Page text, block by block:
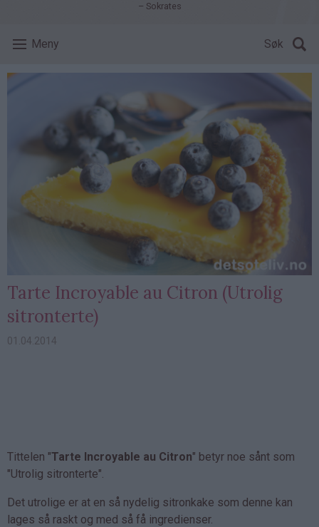
– Sokrates
Meny Søk
Tarte Incroyable au Citron (Utrolig
sitronterte)
01.04.2014
Tittelen "Tarte Incroyable au Citron" betyr noe sånt som
"Utrolig sitronterte".
Det utrolige er at en så nydelig sitronkake som denne kan
lages så raskt og med så få ingredienser.